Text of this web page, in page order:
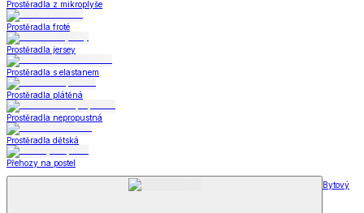
Prostěradla z mikroplyše
Prostěradla froté
Prostěradla jersey
Prostěradla s elastanem
Prostěradla plátěná
Prostěradla nepropustná
Prostěradla dětská
Přehozy na postel
Bytový